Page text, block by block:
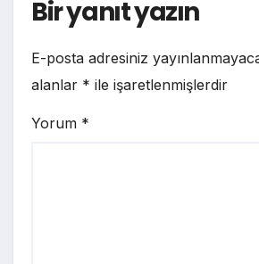
Bir yanıt yazın
E-posta adresiniz
alanlar * ile işaretlenmişlerdir
Yorum *